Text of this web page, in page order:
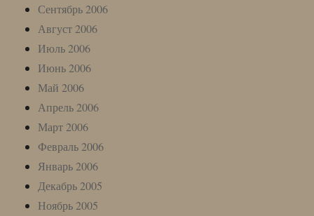
Сентябрь 2006
Август 2006
Июль 2006
Июнь 2006
Май 2006
Апрель 2006
Март 2006
Февраль 2006
Январь 2006
Декабрь 2005
Ноябрь 2005